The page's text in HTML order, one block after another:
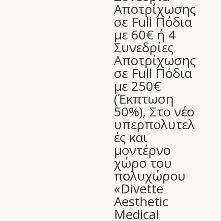
Αποτρίχωσης
σε Full Πόδια
με 60€ ή 4
Συνεδρίες
Αποτρίχωσης
σε Full Πόδια
με 250€
(Έκπτωση
50%), Στο νέο
υπερπολυτελ
ές και
μοντέρνο
χώρο του
πολυχώρου
«Divette
Aesthetic
Medical